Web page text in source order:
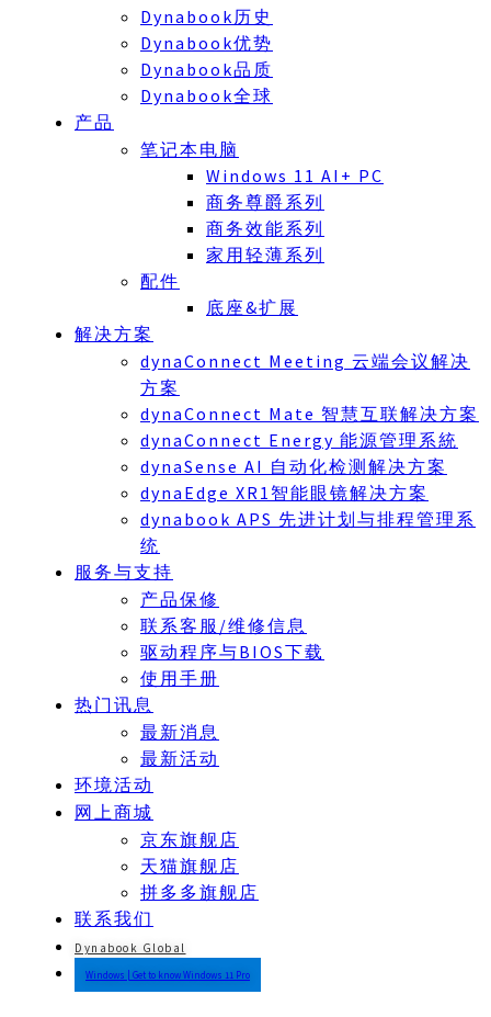
Dynabook历史
Dynabook优势
Dynabook品质
Dynabook全球
产品
笔记本电脑
Windows 11 AI+ PC
商务尊爵系列
商务效能系列
家用轻薄系列
配件
底座&扩展
解决方案
dynaConnect Meeting 云端会议解决
方案
dynaConnect Mate 智慧互联解决方案
dynaConnect Energy 能源管理系統
dynaSense AI 自动化检测解决方案
dynaEdge XR1智能眼镜解决方案
dynabook APS 先进计划与排程管理系
统
服务与支持
产品保修
联系客服/维修信息
驱动程序与BIOS下载
使用手册
热门讯息
最新消息
最新活动
环境活动
网上商城
京东旗舰店
天猫旗舰店
拼多多旗舰店
联系我们
Dynabook Global
Windows | Get to know Windows 11 Pro